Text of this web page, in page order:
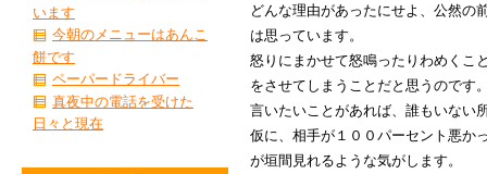
どんな理由があったにせよ、公然の
は思っています。
怒りにまかせて怒鳴ったりわめくこ
をさせてしまうことだと思うのです
言いたいことがあれば、誰もいない
仮に、相手が１００パーセント悪か
が垣間見れるような気がします。
います
今朝のメニューはあんこ
餅です
ペーパードライバー
真夜中の電話を受けた
日々と現在